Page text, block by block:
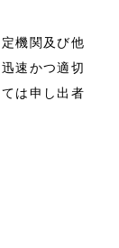
機関及び他
速かつ適切
は申し出者